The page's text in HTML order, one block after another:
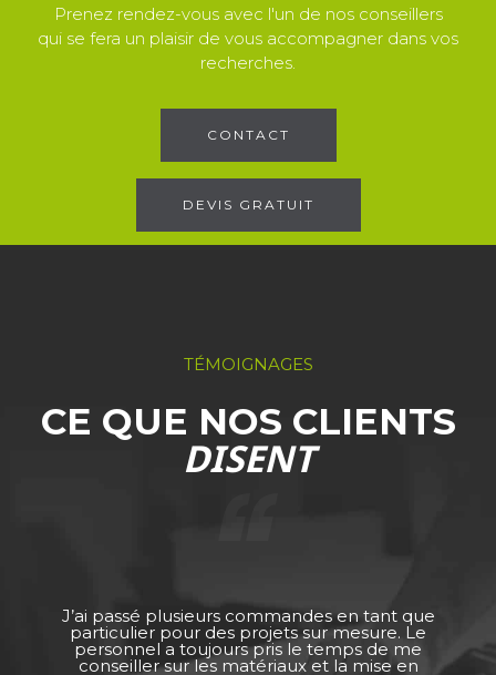
Prenez rendez-vous avec l'un de nos conseillers
qui se fera un plaisir de vous accompagner dans vos
recherches.
CONTACT
DEVIS GRATUIT
TÉMOIGNAGES
CE QUE NOS CLIENTS
DISENT
J’ai passé plusieurs commandes en tant que
particulier pour des projets sur mesure. Le
personnel a toujours pris le temps de me
conseiller sur les matériaux et la mise en